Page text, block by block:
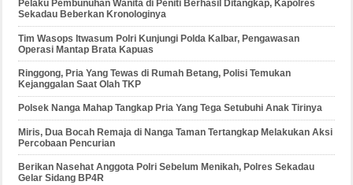
Pelaku Pembunuhan Wanita di Peniti Berhasil Ditangkap, Kapolres
Sekadau Beberkan Kronologinya
Tim Wasops Itwasum Polri Kunjungi Polda Kalbar, Pengawasan
Operasi Mantap Brata Kapuas
Ringgong, Pria Yang Tewas di Rumah Betang, Polisi Temukan
Kejanggalan Saat Olah TKP
Polsek Nanga Mahap Tangkap Pria Yang Tega Setubuhi Anak Tirinya
Miris, Dua Bocah Remaja di Nanga Taman Tertangkap Melakukan Aksi
Percobaan Pencurian
Berikan Nasehat Anggota Polri Sebelum Menikah, Polres Sekadau
Gelar Sidang BP4R